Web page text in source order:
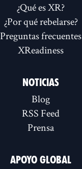
¿Qué es XR?
¿Por qué rebelarse?
Preguntas frecuentes
XReadiness
NOTICIAS
Blog
RSS Feed
Prensa
APOYO GLOBAL